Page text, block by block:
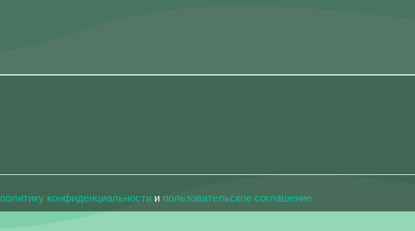
политику конфиденциальности и пользовательское соглашение